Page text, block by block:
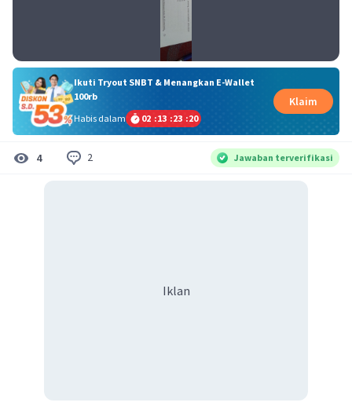
Ikuti Tryout SNBT & Menangkan E-Wallet
100rb
Habis dalam
02 :13 :23 :20
Klaim
4 2 Jawaban terverifikasi
Iklan